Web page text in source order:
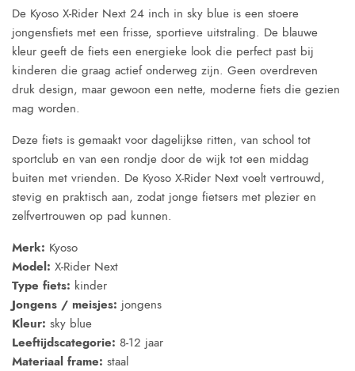
De Kyoso X-Rider Next 24 inch in sky blue is een stoere
jongensfiets met een frisse, sportieve uitstraling. De blauwe
kleur geeft de fiets een energieke look die perfect past bij
kinderen die graag actief onderweg zijn. Geen overdreven
druk design, maar gewoon een nette, moderne fiets die gezien
mag worden.
Deze fiets is gemaakt voor dagelijkse ritten, van school tot
sportclub en van een rondje door de wijk tot een middag
buiten met vrienden. De Kyoso X-Rider Next voelt vertrouwd,
stevig en praktisch aan, zodat jonge fietsers met plezier en
zelfvertrouwen op pad kunnen.
Merk: Kyoso
Model: X-Rider Next
Type fiets: kinder
Jongens / meisjes: jongens
Kleur: sky blue
Leeftijdscategorie: 8-12 jaar
Materiaal frame: staal